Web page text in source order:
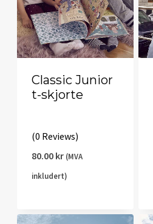
Classic Junior
t-skjorte
(0 Reviews)
80.00 kr (MVA
inkludert)